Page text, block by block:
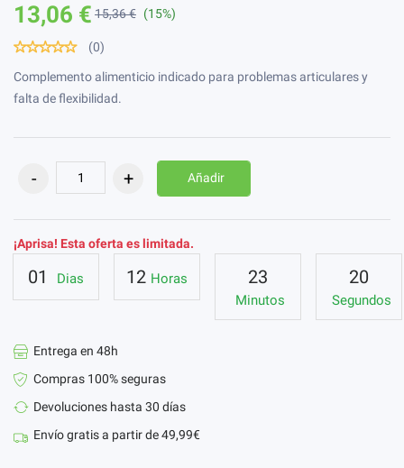
13,06 € 15,36 € (15%)
(0)
Complemento alimenticio indicado para problemas articulares y
falta de flexibilidad.
Añadir
¡Aprisa! Esta oferta es limitada.
01 Dias 12 Horas 23
Minutos
20
Segundos
Entrega en 48h
Compras 100% seguras
Devoluciones hasta 30 días
Envío gratis a partir de 49,99€